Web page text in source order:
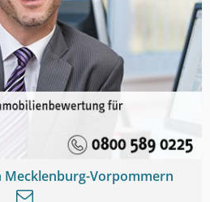
Mecklenburg-Vorpommern